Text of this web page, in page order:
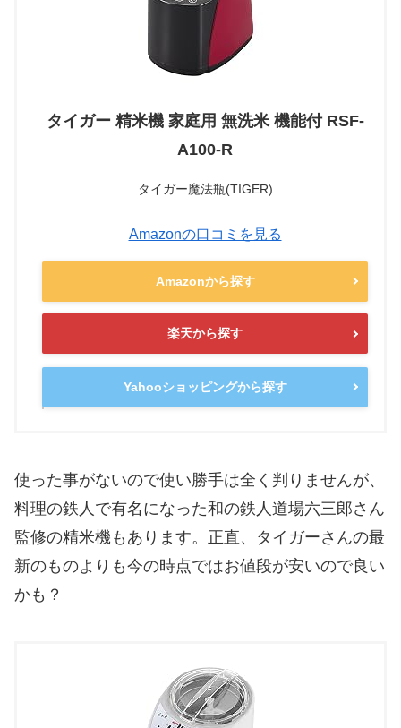
タイガー 精米機 家庭用 無洗米 機能付 RSF-
A100-R
タイガー魔法瓶(TIGER)
Amazonの口コミを見る
Amazonから探す
楽天から探す
Yahooショッピングから探す
使った事がないので使い勝手は全く判りませんが、
料理の鉄人で有名になった和の鉄人道場六三郎さん
監修の精米機もあります。正直、タイガーさんの最
新のものよりも今の時点ではお値段が安いので良い
かも？